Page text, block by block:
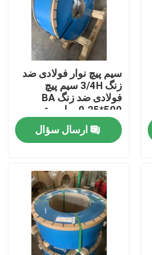
سیم پیچ نوار فولادی ضد
زنگ 3/4H سیم پیچ
فولادی ضد زنگ BA
0.25*500 میلی متر
ارسال سؤال